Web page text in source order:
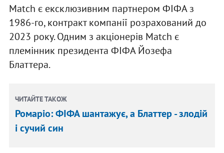
Match є ексклюзивним партнером ФІФА з
1986-го, контракт компанії розрахований до
2023 року. Одним з акціонерів Match є
племінник президента ФІФА Йозефа
Блаттера.
ЧИТАЙТЕ ТАКОЖ
Ромаріо: ФІФА шантажує, а Блаттер - злодій
і сучий син